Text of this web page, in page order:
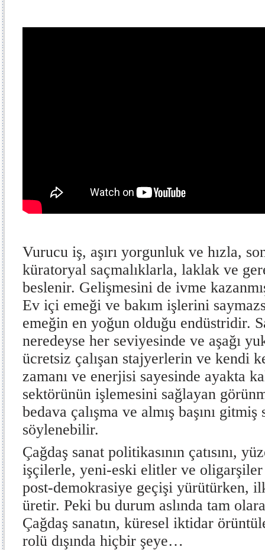
Vurucu iş, aşırı yorgunluk ve hızla,
küratoryal saçmalıklarla, laklak ve
beslenir. Gelişmesini de ivme
Ev içi emeği ve bakım işlerini
emeğin en yoğun olduğu endüstridir.
neredeyse her seviyesinde ve aşağı
ücretsiz çalışan stajyerlerin ve kendi
zamanı ve enerjisi sayesinde ayakta
sektörünün işlemesini sağlayan
bedava çalışma ve almış başını
söylenebilir.
Çağdaş sanat politikasının çatısını,
işçilerle, yeni-eski elitler ve
post-demokrasiye geçişi yürütürken,
üretir. Peki bu durum aslında tam
Çağdaş sanatın, küresel iktidar
rolü dışında hiçbir şeye…